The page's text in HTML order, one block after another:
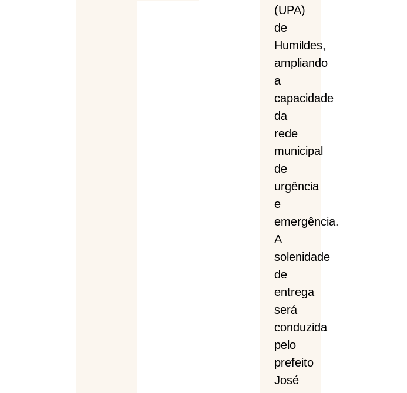
(UPA)
de
Humildes,
ampliando
a
capacidade
da
rede
municipal
de
urgência
e
emergência.
A
solenidade
de
entrega
será
conduzida
pelo
prefeito
José